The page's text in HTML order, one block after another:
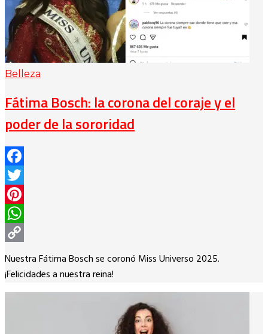
Belleza
Fátima Bosch: la corona del coraje y el
poder de la sororidad
Facebook
Twitter
Pinterest
WhatsApp
Copy
Link
Nuestra Fátima Bosch se coronó Miss Universo 2025.
¡Felicidades a nuestra reina!